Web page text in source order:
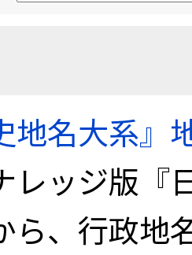
地名大系
レッジ版『
ら、行政地